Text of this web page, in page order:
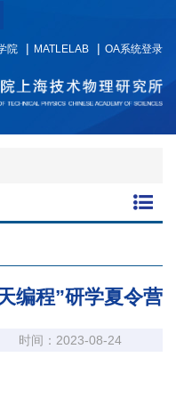
院 MATLELAB OA系统登录
编程”研学夏令营
时间：2023-08-24